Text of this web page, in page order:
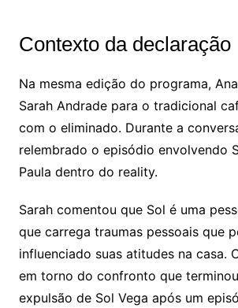
Contexto da declaração
Na mesma edição do programa,
Sarah Andrade para o tradicional
com o eliminado. Durante a
relembrado o episódio envolvendo
Paula dentro do reality.
Sarah comentou que Sol é uma
que carrega traumas pessoais que
influenciado suas atitudes na casa.
em torno do confronto que
expulsão de Sol Vega após um